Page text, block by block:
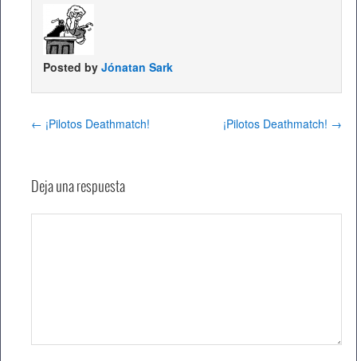
Posted by Jónatan Sark
← ¡Pilotos Deathmatch! ¡Pilotos Deathmatch! →
Deja una respuesta